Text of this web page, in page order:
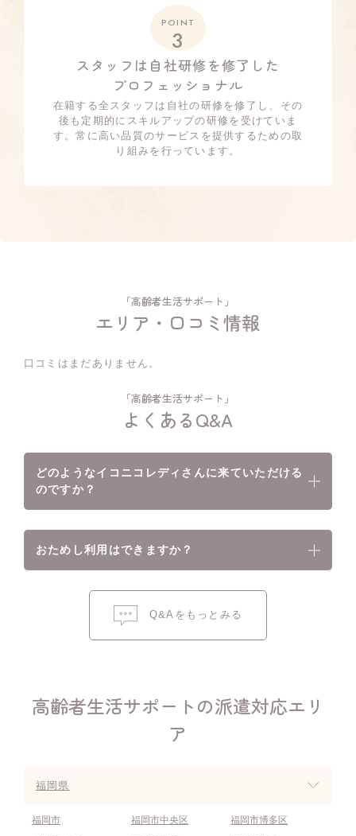
POINT
3
スタッフは自社研修を修了した
プロフェッショナル
在籍する全スタッフは自社の研修を修了し、その
後も定期的にスキルアップの研修を受けていま
す。常に高い品質のサービスを提供するための取
り組みを行っています。
「高齢者生活サポート」
エリア・口コミ情報
口コミはまだありません。
「高齢者生活サポート」
よくあるQ&A
どのようなイコニコレディさんに来ていただける
のですか？
おためし利用はできますか？
Q&Aをもっとみる
高齢者生活サポートの派遣対応エリ
ア
福岡県
福岡市 福岡市中央区
福岡市博多区